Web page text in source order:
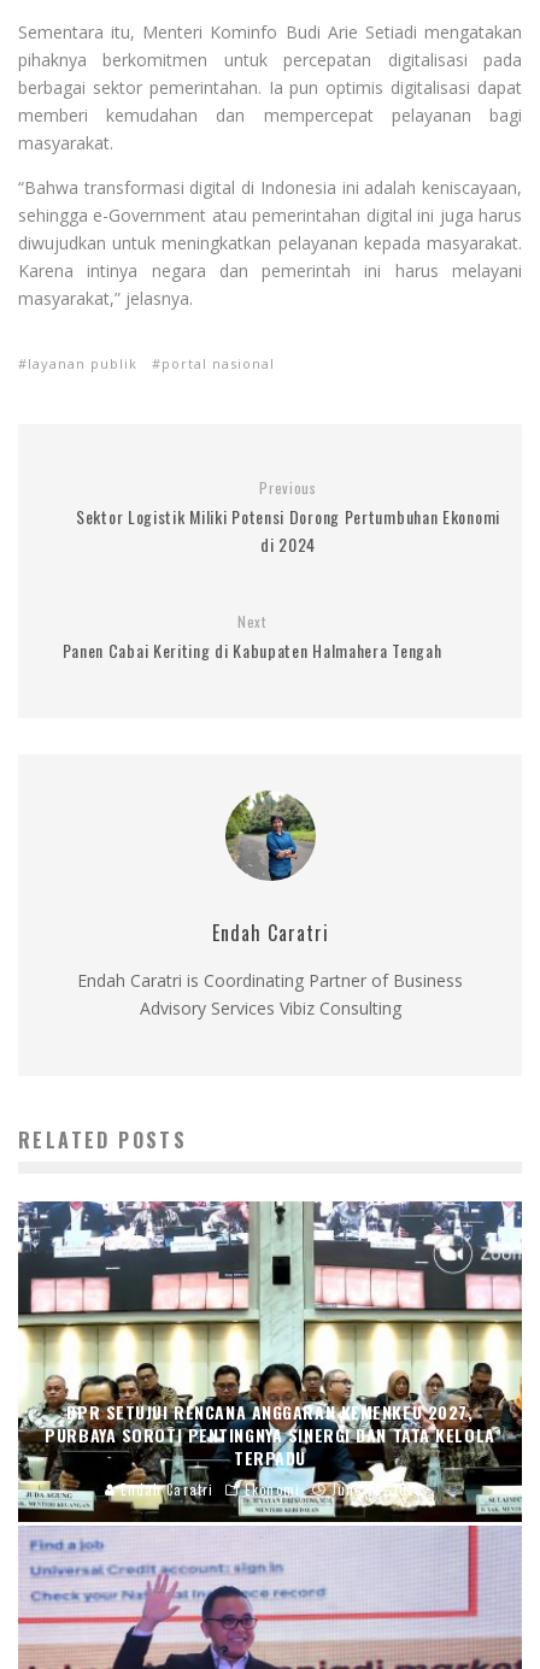
Sementara itu, Menteri Kominfo Budi Arie Setiadi mengatakan
pihaknya berkomitmen untuk percepatan digitalisasi pada
berbagai sektor pemerintahan. Ia pun optimis digitalisasi dapat
memberi kemudahan dan mempercepat pelayanan bagi
masyarakat.
“Bahwa transformasi digital di Indonesia ini adalah keniscayaan,
sehingga e-Government atau pemerintahan digital ini juga harus
diwujudkan untuk meningkatkan pelayanan kepada masyarakat.
Karena intinya negara dan pemerintah ini harus melayani
masyarakat,” jelasnya.
layanan publik portal nasional
Previous
Sektor Logistik Miliki Potensi Dorong Pertumbuhan Ekonomi
di 2024
Next
Panen Cabai Keriting di Kabupaten Halmahera Tengah
Endah Caratri
Endah Caratri is Coordinating Partner of Business
Advisory Services Vibiz Consulting
RELATED POSTS
DPR SETUJUI RENCANA ANGGARAN KEMENKEU 2027,
PURBAYA SOROTI PENTINGNYA SINERGI DAN TATA KELOLA
TERPADU
Endah Caratri Ekonomi June 17, 2026